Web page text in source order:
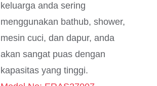
keluarga anda sering
menggunakan bathub, shower,
mesin cuci, dan dapur, anda
akan sangat puas dengan
kapasitas yang tinggi.